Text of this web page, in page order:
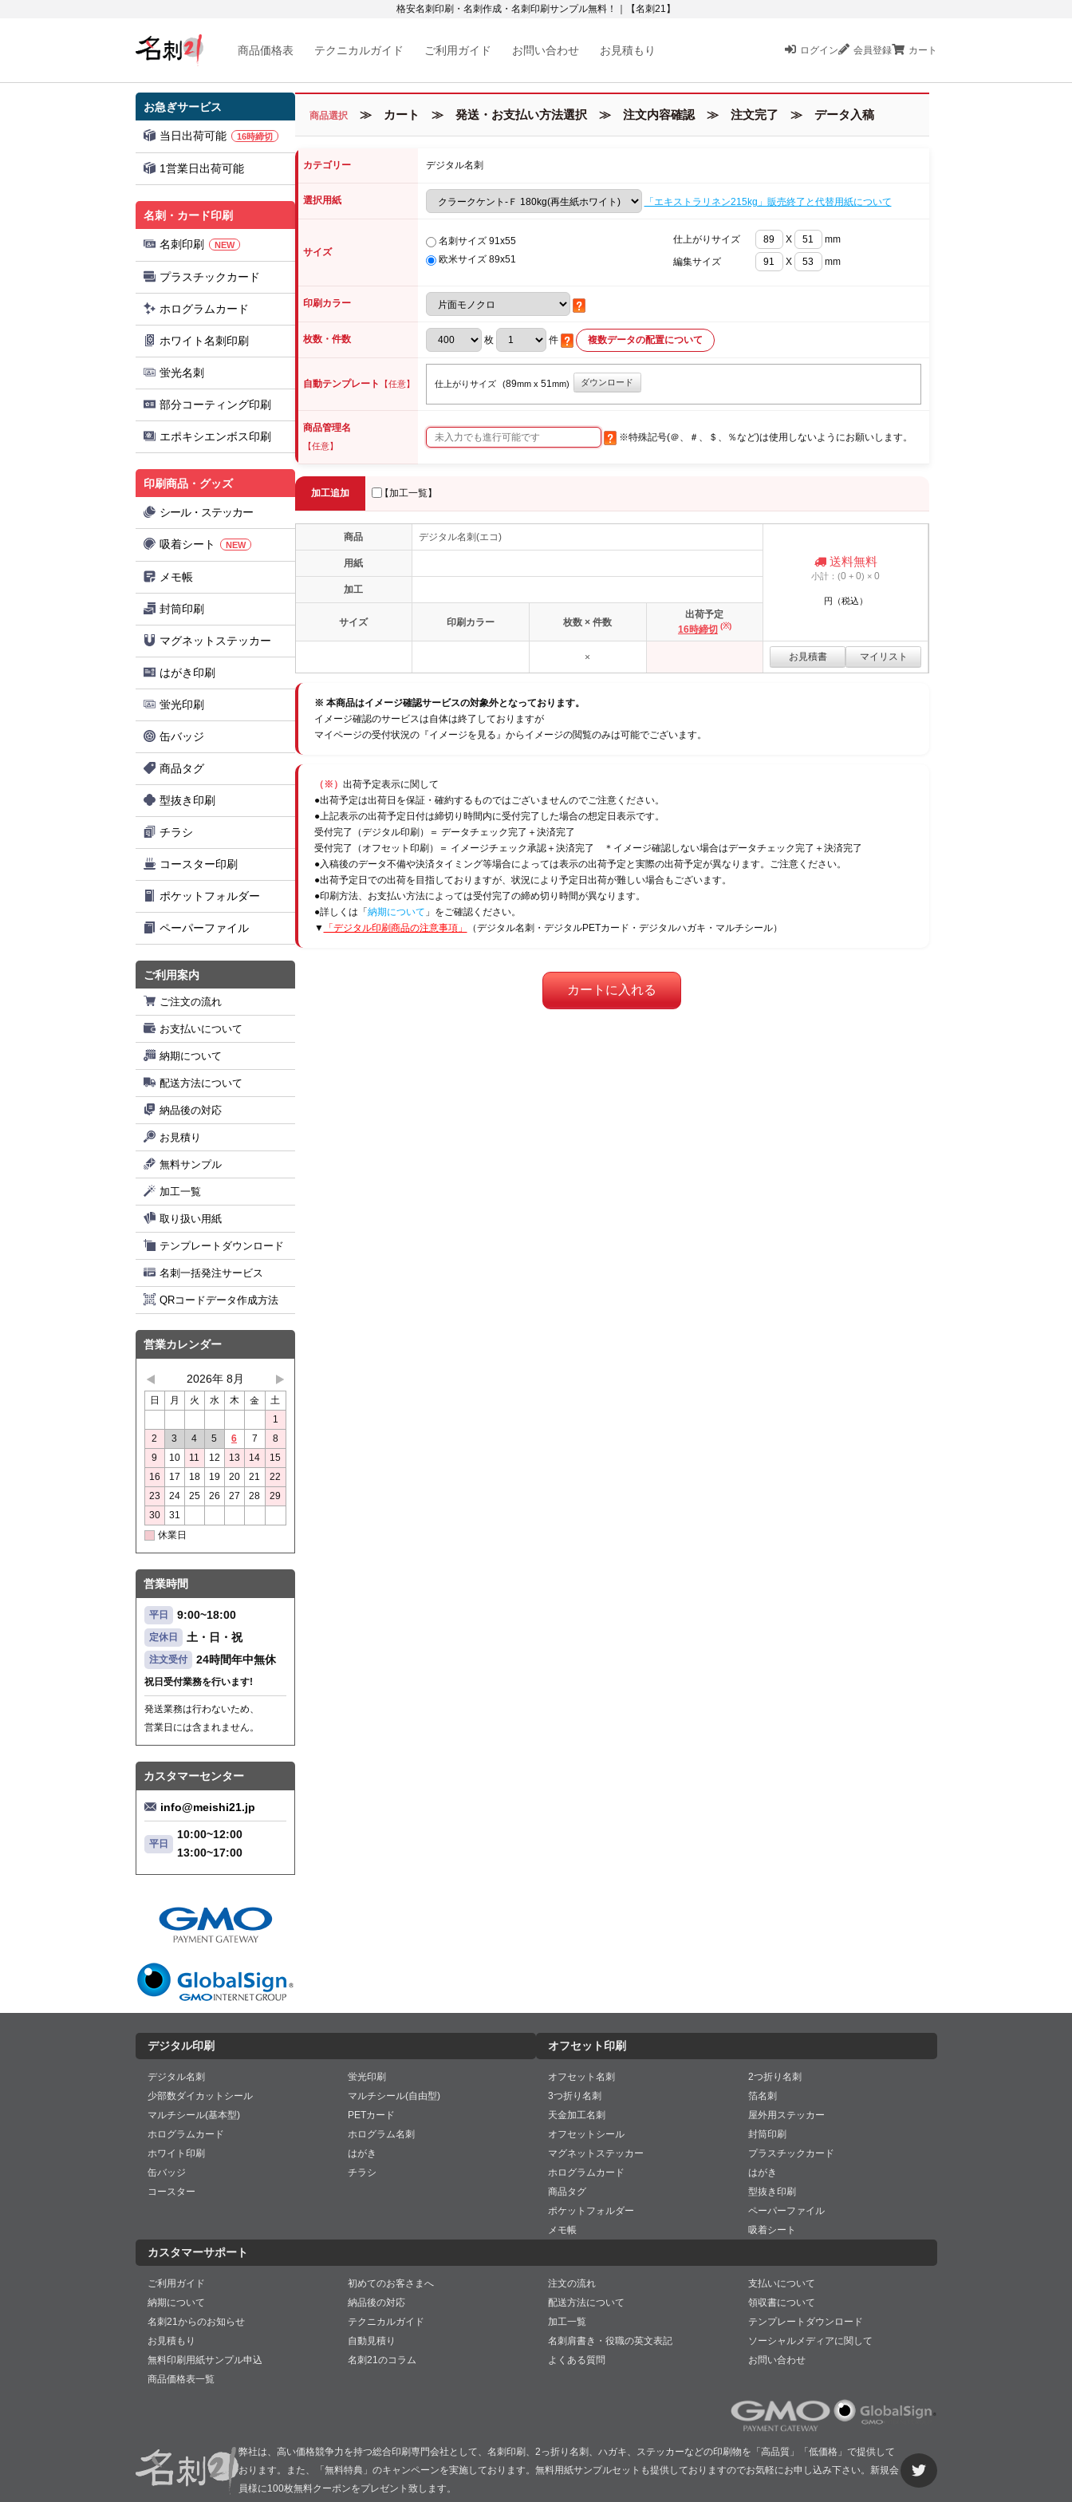
格安名刺印刷・名刺作成・名刺印刷サンプル無料！｜【名刺21】
商品価格表 テクニカルガイド ご利用ガイド お問い合わせ お見積もり ログイン 会員登録 カート
お急ぎサービス
当日出荷可能 16時締切
1営業日出荷可能
名刺・カード印刷
名刺印刷 NEW
プラスチックカード
ホログラムカード
ホワイト名刺印刷
蛍光名刺
部分コーティング印刷
エポキシエンボス印刷
印刷商品・グッズ
シール・ステッカー
吸着シート NEW
メモ帳
封筒印刷
マグネットステッカー
はがき印刷
蛍光印刷
缶バッジ
商品タグ
型抜き印刷
チラシ
コースター印刷
ポケットフォルダー
ペーパーファイル
ご利用案内
ご注文の流れ
お支払いについて
納期について
配送方法について
納品後の対応
お見積り
無料サンプル
加工一覧
取り扱い用紙
テンプレートダウンロード
名刺一括発注サービス
QRコードデータ作成方法
営業カレンダー
2026年 8月
日 月 火 水 木 金
土
1
2
3 4 5 6 7
8
9
10 11 12 13 14
15
16
17 18 19 20 21
22
23
24 25 26 27 28
29
30
31
休業日
営業時間
平日 9:00~18:00
定休日 土・日・祝
注文受付 24時間年中無休
祝日受付業務を行います!
発送業務は行わないため、
営業日には含まれません。
カスタマーセンター
info@meishi21.jp
平日
10:00~12:00
13:00~17:00
商品選択≫ カート ≫ 発送・お支払い方法選択 ≫ 注文内容確認 ≫ 注文完了 ≫ データ入稿
カテゴリー デジタル名刺
選択用紙 「エキストラリネン215kg」販売終了と代替用紙について
サイズ
名刺サイズ 91x55
欧米サイズ 89x51
仕上がりサイズ X
mm
編集サイズ
X mm
印刷カラー
枚数・件数 枚 件 複数データの配置について
自動テンプレート 【任意】 仕上がりサイズ (89mm x 51mm) ダウンロード
商品管理名
【任意】
※特殊記号(＠、＃、＄、％など)は使用しないようにお願いします。
加工追加 【加工一覧】
商品 デジタル名刺(エコ)
用紙
加工
サイズ 印刷カラー 枚数 × 件数
出荷予定
16時締切 (※)
×
送料無料
小計：(0 +0) ×0
円（税込）
※ 本商品はイメージ確認サービスの対象外となっております。
イメージ確認のサービスは自体は終了しておりますが
マイページの受付状況の『イメージを見る』からイメージの閲覧のみは可能でございます。
（※） 出荷予定表示に関して
●出荷予定は出荷日を保証・確約するものではございませんのでご注意ください。
●上記表示の出荷予定日付は締切り時間内に受付完了した場合の想定日表示です。
受付完了（デジタル印刷）＝ データチェック完了＋決済完了
受付完了（オフセット印刷）＝ イメージチェック承認＋決済完了 ＊イメージ確認しない場合はデータチェック完了＋決済完了
●入稿後のデータ不備や決済タイミング等場合によっては表示の出荷予定と実際の出荷予定が異なります。ご注意ください。
●出荷予定日での出荷を目指しておりますが、状況により予定日出荷が難しい場合もございます。
●印刷方法、お支払い方法によっては受付完了の締め切り時間が異なります。
●詳しくは「 納期について 」をご確認ください。
▼
「デジタル印刷商品の注意事項」 （デジタル名刺・デジタルPETカード・デジタルハガキ・マルチシール）
デジタル印刷
デジタル名刺
蛍光印刷
少部数ダイカットシール
マルチシール(自由型)
マルチシール(基本型)
PETカード
ホログラムカード
ホログラム名刺
ホワイト印刷
はがき
缶バッジ
チラシ
コースター
オフセット印刷
オフセット名刺
2つ折り名刺
3つ折り名刺
箔名刺
天金加工名刺
屋外用ステッカー
オフセットシール
封筒印刷
マグネットステッカー
プラスチックカード
ホログラムカード
はがき
商品タグ
型抜き印刷
ポケットフォルダー
ペーパーファイル
メモ帳
吸着シート
カスタマーサポート
ご利用ガイド 初めてのお客さまへ 注文の流れ
支払いについて
納期について
納品後の対応 配送方法について
領収書について
名刺21からのお知らせ
テクニカルガイド 加工一覧
テンプレートダウンロード
お見積もり
自動見積り 名刺肩書き・役職の英文表記
ソーシャルメディアに関して
無料印刷用紙サンプル申込
名刺21のコラム よくある質問
お問い合わせ
商品価格表一覧
弊社は、高い価格競争力を持つ総合印刷専門会社として、名刺印刷、2っ折り名刺、ハガキ、ステッカーなどの印刷物を「高品質」「低価格」で提供して
おります。また、「無料特典」のキャンペーンを実施しております。無料用紙サンプルセットも提供しておりますのでお気軽にお申し込み下さい。新規会
員様に100枚無料クーポンをプレゼント致します。